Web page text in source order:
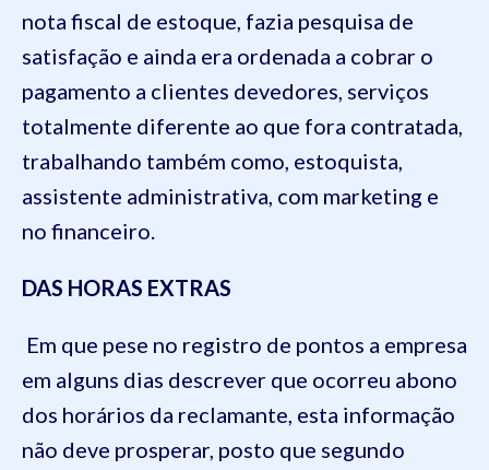
nota fiscal de estoque, fazia pesquisa de
satisfação e ainda era ordenada a cobrar o
pagamento a clientes devedores, serviços
totalmente diferente ao que fora contratada,
trabalhando também como, estoquista,
assistente administrativa, com marketing e
no financeiro.
DAS HORAS EXTRAS
Em que pese no registro de pontos a empresa
em alguns dias descrever que ocorreu abono
dos horários da reclamante, esta informação
não deve prosperar, posto que segundo